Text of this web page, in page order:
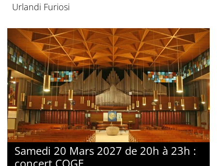
Urlandi Furiosi
Samedi 20 Mars 2027 de 20h à 23h :
concert COGE